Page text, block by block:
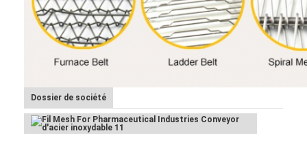
Dossier de société